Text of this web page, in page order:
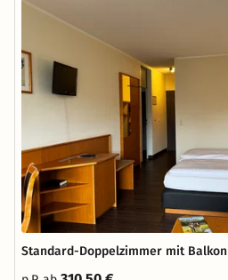
Standard-Doppelzimmer mit Balkon